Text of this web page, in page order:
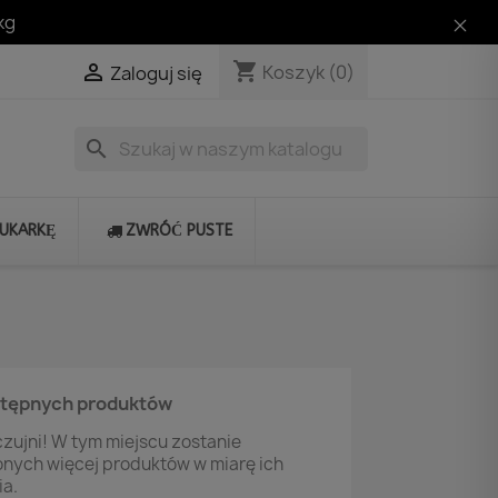
 Zaloguj się shopping_cart Koszyk (0)
search
ZWRÓĆ PUSTE
produktów
W tym miejscu zostanie
więcej produktów w miarę ich